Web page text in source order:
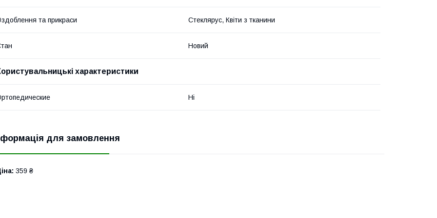
та прикраси Стеклярус, Квіти з тканини
Новий
характеристики
Ні
для замовлення
359 ₴